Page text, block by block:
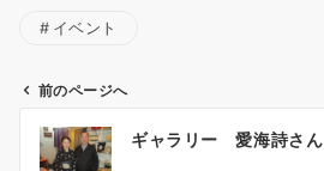
イベント
前のページへ
ギャラリー 愛海詩さん